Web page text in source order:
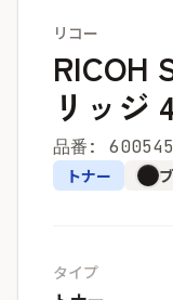
リコー
RICOH
リッジ
品番: 600545
トナー
タイプ